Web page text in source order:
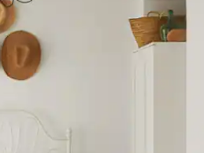
eller utforska genom att